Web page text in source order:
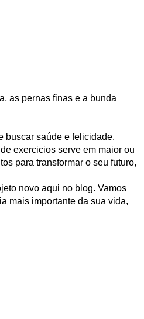
as pernas finas e a bunda
buscar saúde e felicidade.
exercicios serve em maior ou
para transformar o seu futuro,
novo aqui no blog. Vamos
mais importante da sua vida,